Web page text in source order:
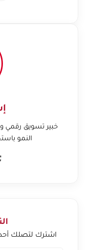
خبير تسويق رقمي
النمو
اشترك لتصلك